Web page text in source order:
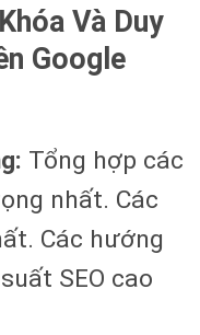
Và Duy
Google
Tổng hợp các
nhất. Các
Các hướng
SEO cao